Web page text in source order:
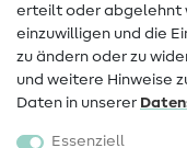
Beliebt
Stoffe
erteilt oder abgelehnt
einzuwilligen und die
zu ändern oder zu
und weitere Hinweise
Daten in unserer
Essenziell